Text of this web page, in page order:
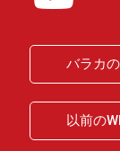
バラカ
以前の